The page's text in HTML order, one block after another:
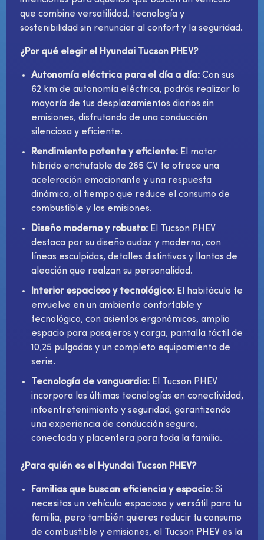
que combine versatilidad, tecnología y
sostenibilidad sin renunciar al confort y la seguridad.
¿Por qué elegir el Hyundai Tucson PHEV?
Autonomía eléctrica para el día a día:Con sus
62 km de autonomía eléctrica, podrás realizar la
mayoría de tus desplazamientos diarios sin
emisiones, disfrutando de una conducción
silenciosa y eficiente.
Rendimiento potente y eficiente:El motor
híbrido enchufable de 265 CV te ofrece una
aceleración emocionante y una respuesta
dinámica, al tiempo que reduce el consumo de
combustible y las emisiones.
Diseño moderno y robusto:El Tucson PHEV
destaca por su diseño audaz y moderno, con
líneas esculpidas, detalles distintivos y llantas de
aleación que realzan su personalidad.
Interior espacioso y tecnológico:El habitáculo te
envuelve en un ambiente confortable y
tecnológico, con asientos ergonómicos, amplio
espacio para pasajeros y carga, pantalla táctil de
10,25 pulgadas y un completo equipamiento de
serie.
Tecnología de vanguardia:El Tucson PHEV
incorpora las últimas tecnologías en conectividad,
infoentretenimiento y seguridad, garantizando
una experiencia de conducción segura,
conectada y placentera para toda la familia.
¿Para quién es el Hyundai Tucson PHEV?
Familias que buscan eficiencia y espacio:Si
necesitas un vehículo espacioso y versátil para tu
familia, pero también quieres reducir tu consumo
de combustible y emisiones, el Tucson PHEV es la